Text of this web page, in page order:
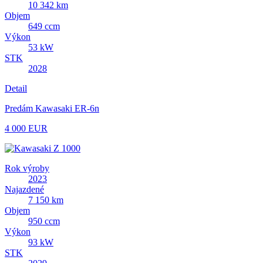
10 342 km
Objem
649 ccm
Výkon
53 kW
STK
2028
Detail
Predám Kawasaki ER-6n
4 000 EUR
Rok výroby
2023
Najazdené
7 150 km
Objem
950 ccm
Výkon
93 kW
STK